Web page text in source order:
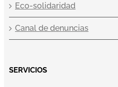
Eco-solidaridad
Canal de denuncias
SERVICIOS